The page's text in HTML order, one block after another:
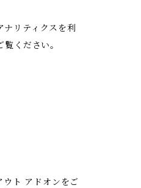
リティクスを利
ください。
ト アドオンをご